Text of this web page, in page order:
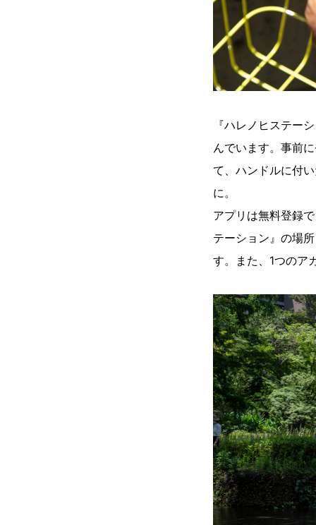
『ハレノヒステー
んでいます。事前
て、ハンドルに付
に。
アプリは無料登録
テーション』の場
す。また、1つのア